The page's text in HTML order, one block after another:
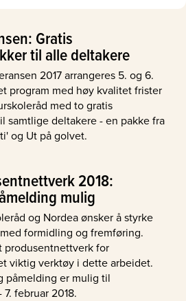
Gratis
til alle deltakere
2017 arrangeres 5. og 6.
program med høy kvalitet frister
med to gratis
samtlige deltakere - en pakke fra
og Ut på golvet.
2018:
mulig
og Nordea ønsker å styrke
formidling og fremføring.
produsentnettverk for
viktig verktøy i dette arbeidet.
påmelding er mulig til
februar 2018.